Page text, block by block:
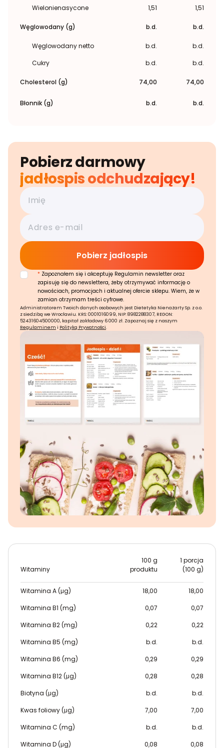
Wielonienasycone
1,51 1,51
Węglowodany (g) b.d. b.d.
Węglowodany netto b.d.
b.d.
Cukry
b.d. b.d.
Cholesterol (g) 74,00 74,00
Błonnik (g) b.d. b.d.
Pobierz darmowy
jadłospis odchudzający!
* Zapoznałem się i akceptuję Regulamin newsletter oraz
zapisuję się do newslettera, żeby otrzymywać informację o
nowościach, promocjach i aktualnej ofercie sklepu. Wiem, że w
zamian otrzymam treści cyfrowe.
Administratorem Twoich danych osobowych jest Dietetyka Nienażarty Sp. z o.o.
z siedzibą we Wrocławiu. KRS: 0001016099, NIP: 8982288307, REGON:
52431604500000, kapitał zakładowy 6 000 zł. Zapoznaj się z naszym
Regulaminem i Polityką Prywatności.
Witaminy
100 g
produktu
1 porcja
(100 g)
Witamina A (μg) 18,00
18,00
Witamina B1 (mg)
0,07
0,07
Witamina B2 (mg)
0,22
0,22
Witamina B5 (mg)
b.d.
b.d.
Witamina B6 (mg)
0,29
0,29
Witamina B12 (μg)
0,28
0,28
Biotyna (μg)
b.d.
b.d.
Kwas foliowy (μg)
7,00
7,00
Witamina C (mg)
b.d.
b.d.
Witamina D (μg)
0,08 0,08